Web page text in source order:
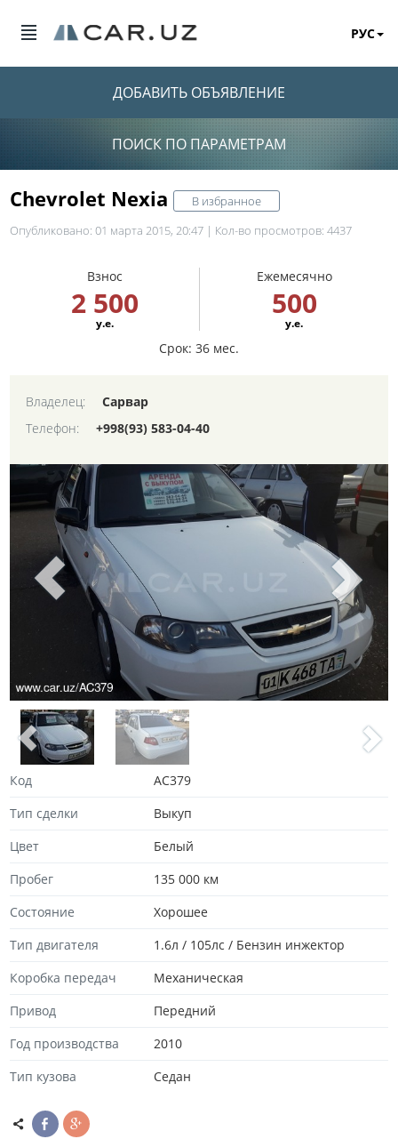
РУС
ДОБАВИТЬ ОБЪЯВЛЕНИЕ
ПОИСК ПО ПАРАМЕТРАМ
Chevrolet Nexia
В избранное
Опубликовано: 01 марта 2015, 20:47 | Кол-во просмотров: 4437
Взнос
2 500
у.е.
Ежемесячно
500
у.е.
Срок: 36 мес.
Владелец:
Сарвар
Телефон:
+998(93) 583-04-40
Код
AC379
Тип сделки
Выкуп
Цвет
Белый
Пробег
135 000 км
Состояние
Хорошee
Тип двигателя
1.6л / 105лс / Бензин инжектор
Коробка передач
Механическая
Привод
Передний
Год производства
2010
Тип кузова
Седан